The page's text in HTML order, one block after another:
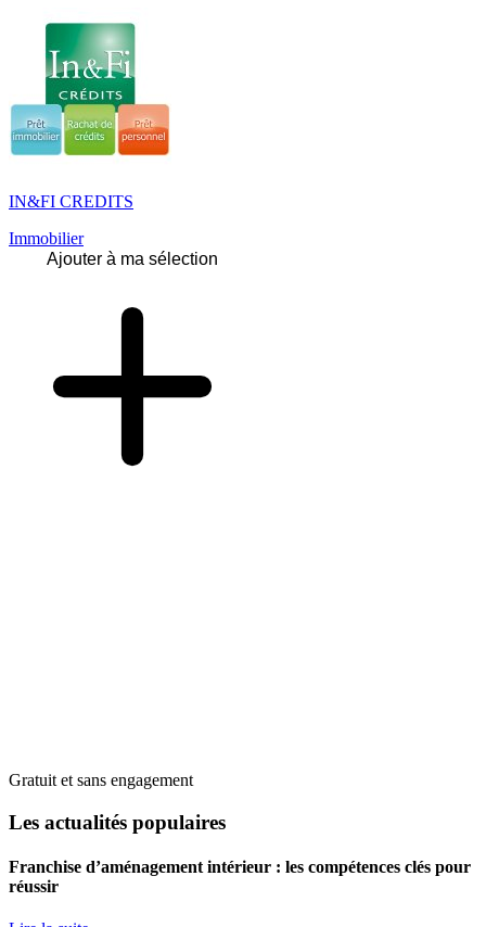
IN&FI CREDITS
Immobilier
Ajouter à ma sélection
Gratuit et sans engagement
Les actualités populaires
Franchise d’aménagement intérieur : les compétences clés pour
réussir